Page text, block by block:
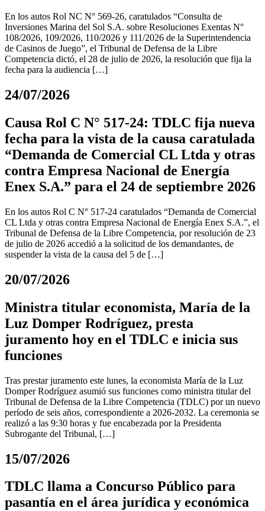
En los autos Rol NC N° 569-26, caratulados “Consulta de
Inversiones Marina del Sol S.A. sobre Resoluciones Exentas N°
108/2026, 109/2026, 110/2026 y 111/2026 de la Superintendencia
de Casinos de Juego”, el Tribunal de Defensa de la Libre
Competencia dictó, el 28 de julio de 2026, la resolución que fija la
fecha para la audiencia […]
24/07/2026
Causa Rol C N° 517-24: TDLC fija nueva
fecha para la vista de la causa caratulada
“Demanda de Comercial CL Ltda y otras
contra Empresa Nacional de Energía
Enex S.A.” para el 24 de septiembre 2026
En los autos Rol C N° 517-24 caratulados “Demanda de Comercial
CL Ltda y otras contra Empresa Nacional de Energía Enex S.A.”, el
Tribunal de Defensa de la Libre Competencia, por resolución de 23
de julio de 2026 accedió a la solicitud de los demandantes, de
suspender la vista de la causa del 5 de […]
20/07/2026
Ministra titular economista, María de la
Luz Domper Rodríguez, presta
juramento hoy en el TDLC e inicia sus
funciones
Tras prestar juramento este lunes, la economista María de la Luz
Domper Rodríguez asumió sus funciones como ministra titular del
Tribunal de Defensa de la Libre Competencia (TDLC) por un nuevo
período de seis años, correspondiente a 2026-2032. La ceremonia se
realizó a las 9:30 horas y fue encabezada por la Presidenta
Subrogante del Tribunal, […]
15/07/2026
TDLC llama a Concurso Público para
pasantía en el área jurídica y económica